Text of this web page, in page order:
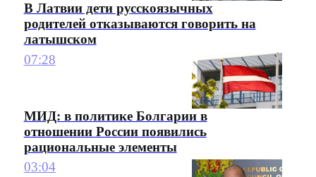
В Латвии дети русскоязычных
родителей отказываются говорить на
латышском
07:28
МИД: в политике Болгарии в
отношении России появились
рациональные элементы
03:04